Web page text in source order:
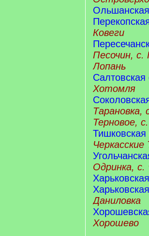
Ковеги
Песочин, с.
Лопань
Салтовская
Хотомля
Терновое,
Тишковская
Одринка,
Даниловка
Хорошево